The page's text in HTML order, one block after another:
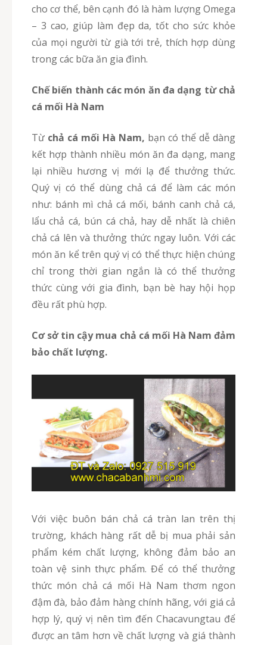
cho cơ thể, bên cạnh đó là hàm lượng Omega
– 3 cao, giúp làm đẹp da, tốt cho sức khỏe
của mọi người từ già tới trẻ, thích hợp dùng
trong các bữa ăn gia đình.
Chế biến thành các món ăn đa dạng từchả
cá mối Hà Nam
Từ chả cá mối Hà Nam, bạn có thể dễ dàng
kết hợp thành nhiều món ăn đa dạng, mang
lại nhiều hương vị mới lạ để thưởng thức.
Quý vị có thể dùng chả cá để làm các món
như: bánh mì chả cá mối, bánh canh chả cá,
lẩu chả cá, bún cá chả, hay dễ nhất là chiên
chả cá lên và thưởng thức ngay luôn. Với các
món ăn kể trên quý vị có thể thực hiện chúng
chỉ trong thời gian ngắn là có thể thưởng
thức cùng với gia đình, bạn bè hay hội họp
đều rất phù hợp.
Cơ sở tin cậy mua chả cá mối Hà Nam đảm
bảo chất lượng.
Với việc buôn bán chả cá tràn lan trên thị
trường, khách hàng rất dễ bị mua phải sản
phẩm kém chất lượng, không đảm bảo an
toàn vệ sinh thực phẩm. Để có thể thưởng
thức món chả cá mối Hà Nam thơm ngon
đậm đà, bảo đảm hàng chính hãng, với giá cả
hợp lý, quý vị nên tìm đến Chacavungtau để
được an tâm hơn về chất lượng và giá thành